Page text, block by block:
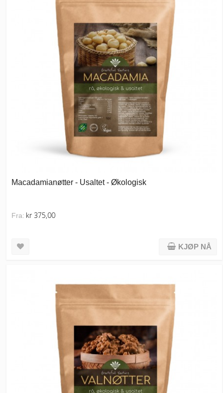
Macadamianøtter - Usaltet - Økologisk
Fra: kr 375,00
KJØP NÅ